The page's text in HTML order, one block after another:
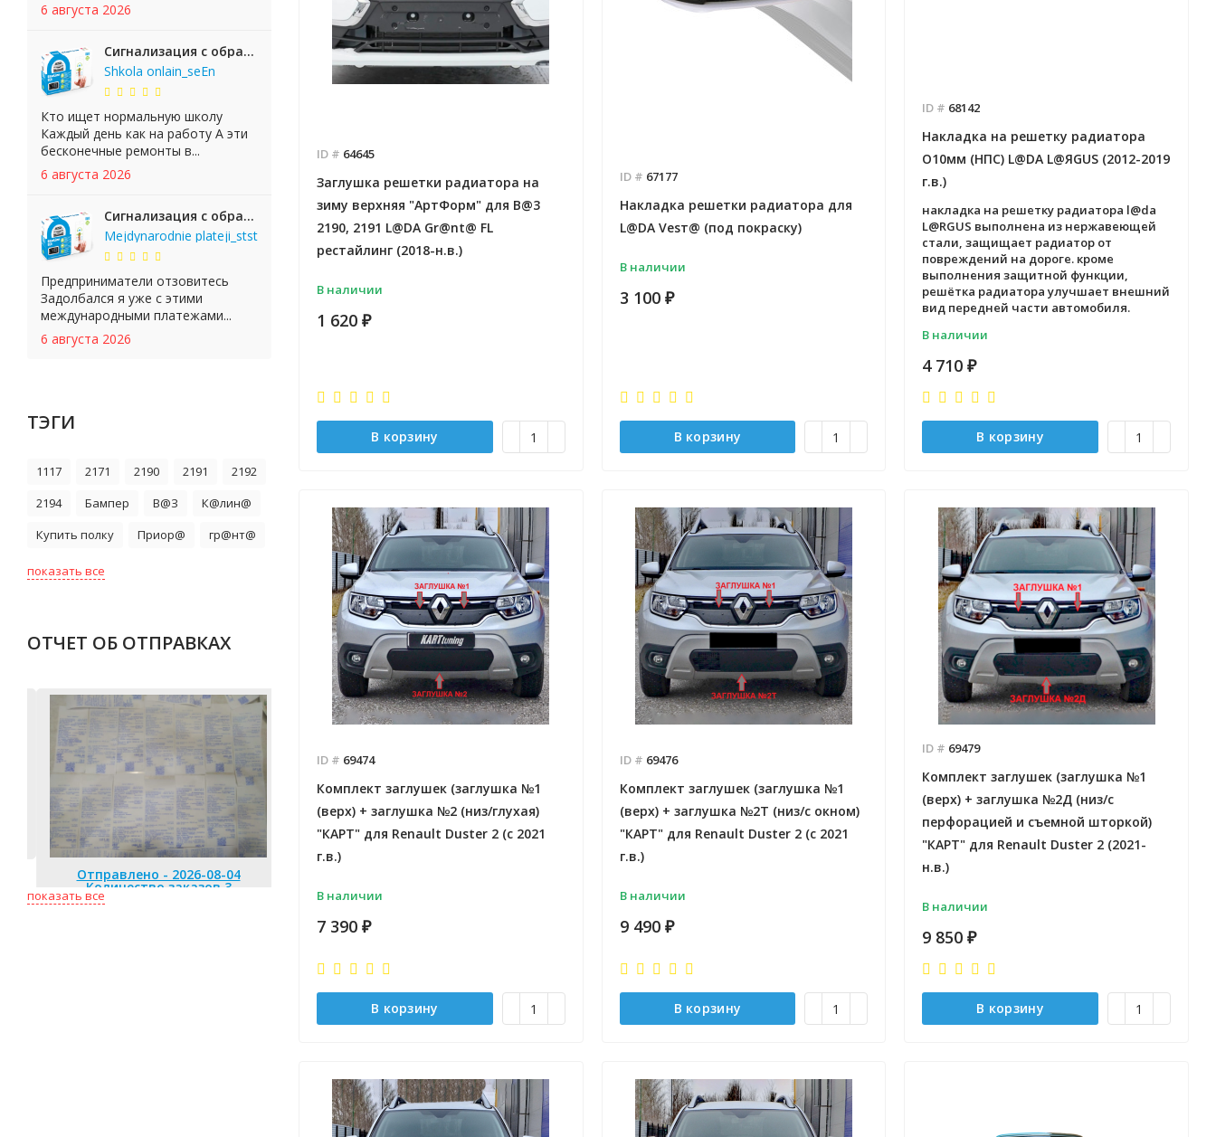
6 августа 2026
Сигнализация с обратной связью StarLine E65 BT 2CAN+LIN
Shkola onlain_seEn
Кто ищет нормальную школу
Каждый день как на работу А эти
бесконечные ремонты в...
6 августа 2026
Сигнализация с обратной связью StarLine E65 BT 2CAN+LIN
Mejdynarodnie plateji_stst
Предприниматели отзовитесь
Задолбался я уже с этими
международными платежами...
6 августа 2026
ТЭГИ
1117 2171 2190 2191
2192
2194
Бампер В@З
К@лин@
Купить полку
Приор@ гр@нт@
показать все
ОТЧЕТ ОБ ОТПРАВКАХ
Отправлено - 2026-08-04
Количество заказов 3
Отправлено - 2026-08-03
Количество заказов 11
Отправлено - 2026-08-05
Количество заказов 12
Отправлено - 2026-08-04
показать все
ID # 64645
Заглушка решетки радиатора на
зиму верхняя "АртФорм" для B@3
2190, 2191 L@DA Gr@nt@ FL
рестайлинг (2018-н.в.)
В наличии
1 620 ₽
В корзину
ID # 67177
Накладка решетки радиатора для
L@DA Vesт@ (под покраску)
В наличии
3 100 ₽
В корзину
ID # 68142
Накладка на решетку радиатора
O10мм (НПС) L@DA L@ЯGUS (2012-2019
г.в.)
накладка на решетку радиатора l@da
L@RGUS выполнена из нержавеющей
стали, защищает радиатор от
повреждений на дороге. кроме
выполнения защитной функции,
решётка радиатора улучшает внешний
вид передней части автомобиля.
В наличии
4 710₽
В корзину
ID # 69474
Комплект заглушек (заглушка №1
(верх) + заглушка №2 (низ/глухая)
"КАРТ" для Renault Duster 2 (с 2021
г.в.)
В наличии
7 390 ₽
В корзину
ID # 69476
Комплект заглушек (заглушка №1
(верх) + заглушка №2Т (низ/с окном)
"КАРТ" для Renault Duster 2 (с 2021
г.в.)
В наличии
9 490 ₽
В корзину
ID # 69479
Комплект заглушек (заглушка №1
(верх) + заглушка №2Д (низ/с
перфорацией и съемной шторкой)
"КАРТ" для Renault Duster 2 (2021-
н.в.)
В наличии
9 850₽
В корзину